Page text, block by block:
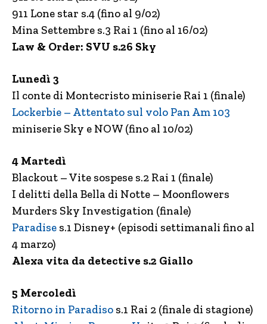
911 Lone star s.4 (fino al 9/02)
Mina Settembre s.3 Rai 1 (fino al 16/02)
Law & Order: SVU s.26 Sky
Lunedì 3
Il conte di Montecristo miniserie Rai 1 (finale)
Lockerbie – Attentato sul volo Pan Am 103
miniserie Sky e NOW (fino al 10/02)
4 Martedì
Blackout – Vite sospese s.2 Rai 1 (finale)
I delitti della Bella di Notte – Moonflowers
Murders Sky Investigation (finale)
Paradise s.1 Disney+ (episodi settimanali fino al
4 marzo)
Alexa vita da detective s.2 Giallo
5 Mercoledì
Ritorno in Paradiso s.1 Rai 2 (finale di stagione)